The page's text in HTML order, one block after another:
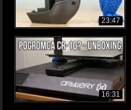
23:47
16:31